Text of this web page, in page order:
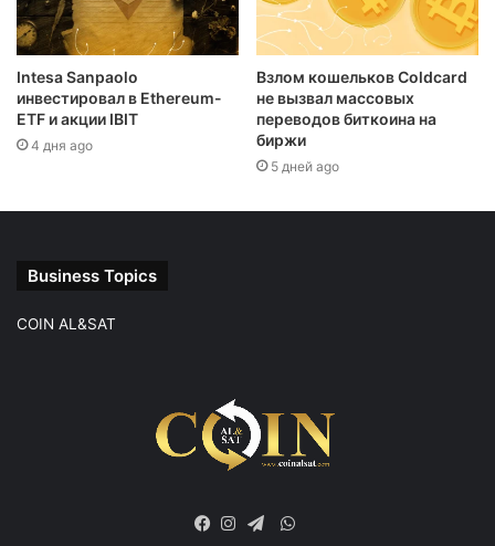
Intesa Sanpaolo
инвестировал в Ethereum-
ETF и акции IBIT
4 дня ago
Взлом кошельков Coldcard
не вызвал массовых
переводов биткоина на
биржи
5 дней ago
Business Topics
COIN AL&SAT
WhatsApp